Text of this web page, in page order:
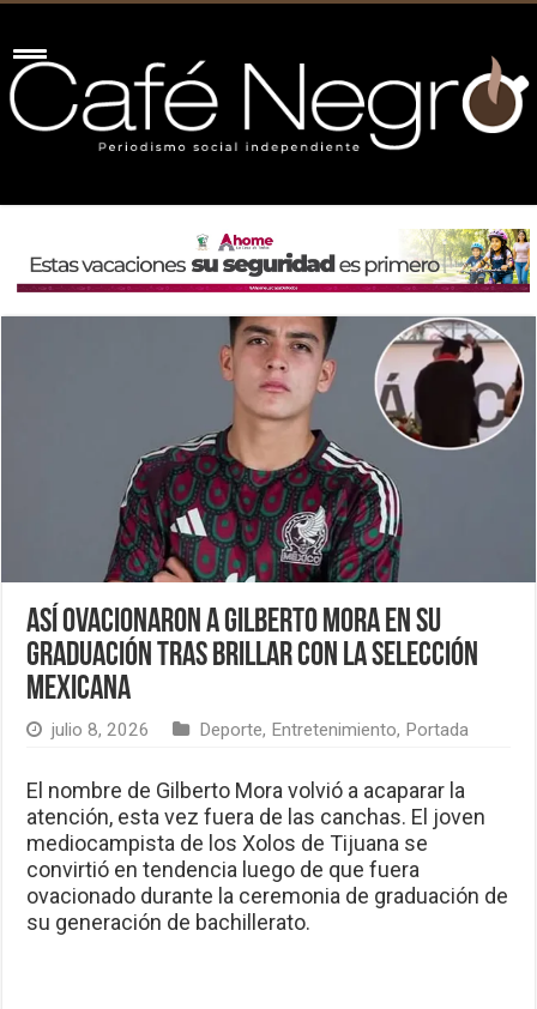
Así ovacionaron a Gilberto Mora en su
graduación tras brillar con la Selección
Mexicana
julio 8, 2026 Deporte, Entretenimiento, Portada
El nombre de Gilberto Mora volvió a acaparar la
atención, esta vez fuera de las canchas. El joven
mediocampista de los Xolos de Tijuana se
convirtió en tendencia luego de que fuera
ovacionado durante la ceremonia de graduación de
su generación de bachillerato.